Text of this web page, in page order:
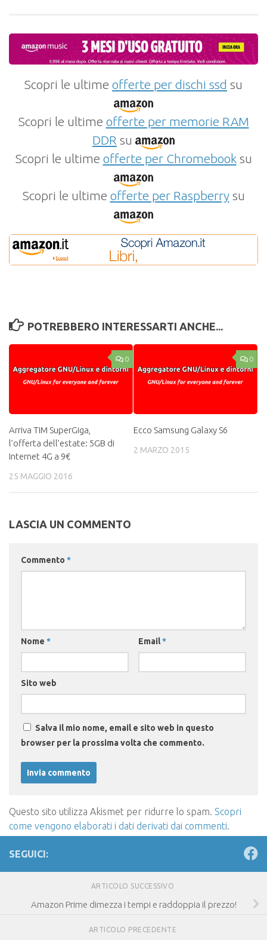
Scopri le ultime offerte per dischi ssd su
Scopri le ultime offerte per memorie RAM
DDR su
Scopri le ultime offerte per Chromebooksu
Scopri le ultime offerte per Raspberrysu
POTREBBERO INTERESSARTI ANCHE...
0
Arriva TIM SuperGiga,
l’offerta dell’estate: 5GB di
Internet 4G a 9€
25 MAGGIO 2016
0
Ecco Samsung Galaxy S6
2 MARZO 2015
LASCIA UN COMMENTO
Commento *
Nome * Email*
Sito web
Salva il mio nome, email e sito web in questo
browser per la prossima volta che commento.
Questo sito utilizza Akismet per ridurre lo spam. Scopri
come vengono elaborati i dati derivati dai commenti.
SEGUICI:
ARTICOLO SUCCESSIVO
Amazon Prime dimezza i tempi e raddoppia il prezzo!
ARTICOLO PRECEDENTE